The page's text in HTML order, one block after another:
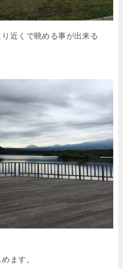
近くで眺める事が出来る
ます。